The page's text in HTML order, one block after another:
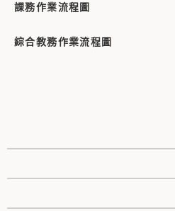
課務作業流程圖
綜合教務作業流程圖